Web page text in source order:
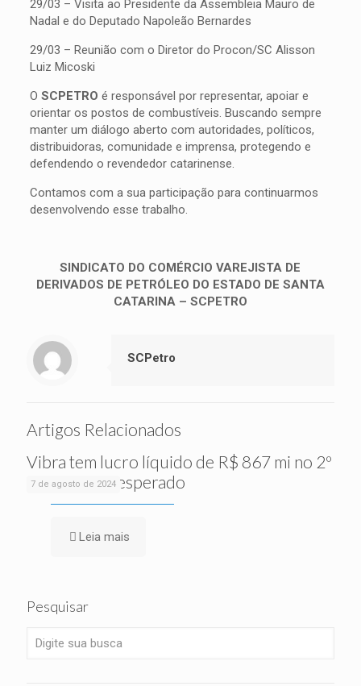
29/03 – Visita ao Presidente da Assembleia Mauro de
Nadal e do Deputado Napoleão Bernardes
29/03 – Reunião com o Diretor do Procon/SC Alisson
Luiz Micoski
O SCPETRO é responsável por representar, apoiar e
orientar os postos de combustíveis. Buscando sempre
manter um diálogo aberto com autoridades, políticos,
distribuidoras, comunidade e imprensa, protegendo e
defendendo o revendedor catarinense.
Contamos com a sua participação para continuarmos
desenvolvendo esse trabalho.
SINDICATO DO COMÉRCIO VAREJISTA DE
DERIVADOS DE PETRÓLEO DO ESTADO DE SANTA
CATARINA – SCPETRO
SCPetro
Artigos Relacionados
7 de agosto de 2024
Vibra tem lucro líquido de R$ 867 mi no 2º
tri, acima do esperado
Leia mais
Pesquisar